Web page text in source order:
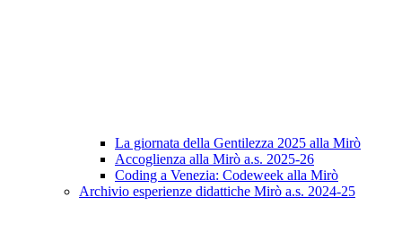
La giornata della Gentilezza 2025 alla Mirò
Accoglienza alla Mirò a.s. 2025-26
Coding a Venezia: Codeweek alla Mirò
Archivio esperienze didattiche Mirò a.s. 2024-25